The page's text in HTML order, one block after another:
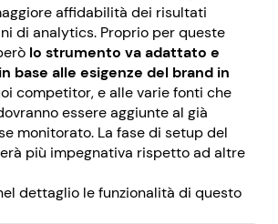
affidabilità dei risultati
di analytics. Proprio per queste
lo strumento va adattato e
base alle esigenze del brand in
competitor, e alle varie fonti che
essere aggiunte al già
monitorato. La fase di setup del
più impegnativa rispetto ad altre
dettaglio le funzionalità di questo